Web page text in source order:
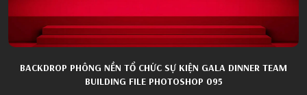
BACKDROP PHÔNG NỀN TỔ CHỨC SỰ KIỆN GALA DINNER TEAM
BUILDING FILE PHOTOSHOP 095